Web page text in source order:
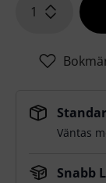
1
Väntas
Snabb